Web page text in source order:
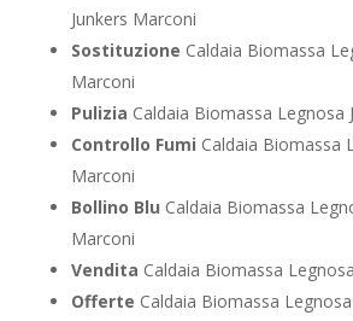
Junkers Marconi
Sostituzione Caldaia Biomassa
Marconi
Pulizia Caldaia Biomassa Legnosa
Controllo Fumi Caldaia Biomassa
Marconi
Bollino Blu Caldaia Biomassa
Marconi
Vendita Caldaia Biomassa
Offerte Caldaia Biomassa